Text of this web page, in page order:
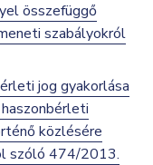
összefüggő
szabályokról
jog gyakorlása
közlésére
szóló 474/2013.